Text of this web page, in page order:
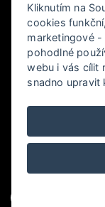
Holiday
Pod lesom
+421 904
Kliknutím na
cookies
marketingové
pohodlné
webu i vás cílit
snadno upravit